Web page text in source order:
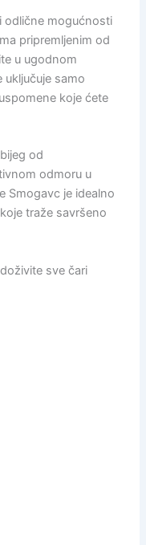
odlične mogućnosti
pripremljenim od
u ugodnom
uključuje samo
koje ćete
od
odmoru u
Smogavc je idealno
traže savršeno
sve čari